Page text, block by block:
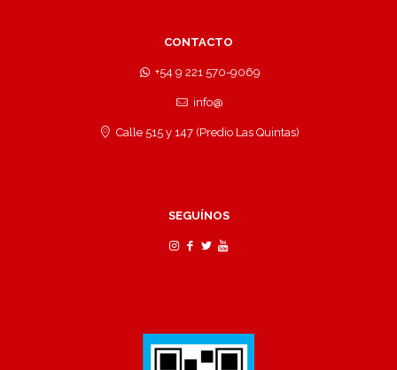
CONTACTO
+54 9 221 570-9069
info@
Calle 515 y 147 (Predio Las Quintas)
SEGUÍNOS